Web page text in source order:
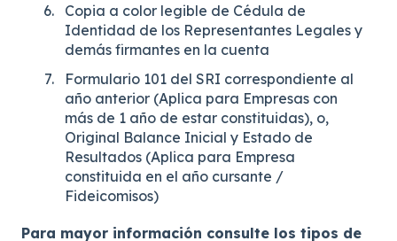
Copia a color legible de Cédula de
Identidad de los Representantes Legales y
demás firmantes en la cuenta
Formulario 101 del SRI correspondiente al
año anterior (Aplica para Empresas con
más de 1 año de estar constituidas), o,
Original Balance Inicial y Estado de
Resultados (Aplica para Empresa
constituida en el año cursante /
Fideicomisos)
Para mayor información consulte los tipos de